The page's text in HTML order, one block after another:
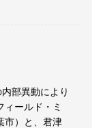
部異動により
ィールド・ミ
市）と、君津